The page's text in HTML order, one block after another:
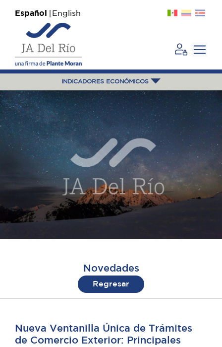
Español English
INDICADORES ECONÓMICOS
Novedades
Regresar
Nueva Ventanilla Única de Trámites
de Comercio Exterior: Principales